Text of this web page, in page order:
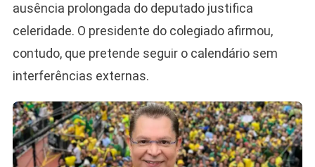
ausência prolongada do deputado justifica
celeridade. O presidente do colegiado afirmou,
contudo, que pretende seguir o calendário sem
interferências externas.